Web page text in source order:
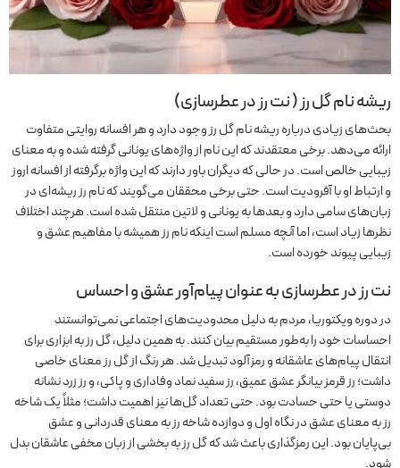
ریشه نام گل رز ( نت رز در عطرسازی)
بحث‌های زیادی درباره ریشه نام گل رز وجود دارد و هر افسانه روایتی متفاوت
ارائه می‌دهد. برخی معتقدند که این نام از واژه‌های یونانی گرفته شده و به معنای
زیبایی خالص است. در حالی که دیگران باور دارند که این واژه برگرفته از افسانه اروز
و ارتباط او با آفرودیت است. حتی برخی محققان می‌گویند که نام رز ریشه‌ای در
زبان‌های سامی دارد و بعدها به یونانی و لاتین منتقل شده است. هرچند اختلاف
نظرها زیاد است، اما آنچه مسلم است اینکه نام رز همیشه با مفاهیم عشق و
زیبایی پیوند خورده است.
نت رز در عطرسازی به عنوان پیام‌آور عشق و احساس
در دوره ویکتوریا، مردم به دلیل محدودیت‌های اجتماعی نمی‌توانستند
احساسات خود را به‌طور مستقیم بیان کنند. به همین دلیل، گل رز به ابزاری برای
انتقال پیام‌های عاشقانه و رمزآلود تبدیل شد. هر رنگ از گل رز معنای خاصی
داشت؛ رز قرمز بیانگر عشق عمیق، رز سفید نماد وفاداری و پاکی، و رز زرد نشانه
دوستی یا حتی حسادت بود. حتی تعداد گل‌ها نیز اهمیت داشت؛ مثلاً یک شاخه
رز به معنای عشق در نگاه اول و دوازده شاخه رز به معنای قدردانی و عشق
بی‌پایان بود. این رمزگذاری باعث شد که گل رز به بخشی از زبان مخفی عاشقان بدل
شود.